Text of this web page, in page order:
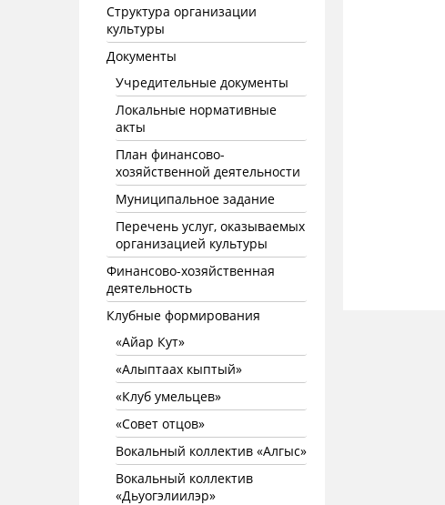
Структура организации
культуры
Документы
Учредительные документы
Локальные нормативные
акты
План финансово-
хозяйственной деятельности
Муниципальное задание
Перечень услуг, оказываемых
организацией культуры
Финансово-хозяйственная
деятельность
Клубные формирования
«Айар Кут»
«Алыптаах кыптый»
«Клуб умельцев»
«Совет отцов»
Вокальный коллектив «Алгыс»
Вокальный коллектив
«Дьуогэлиилэр»